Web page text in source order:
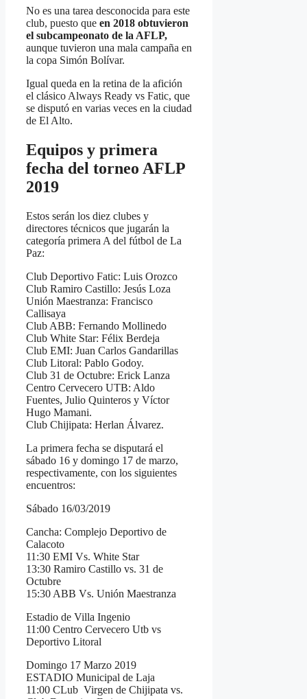
No es una tarea desconocida para este
club, puesto que en 2018 obtuvieron
el subcampeonato de la AFLP,
aunque tuvieron una mala campaña en
la copa Simón Bolívar.
Igual queda en la retina de la afición
el clásico Always Ready vs Fatic, que
se disputó en varias veces en la ciudad
de El Alto.
Equipos y primera
fecha del torneo AFLP
2019
Estos serán los diez clubes y
directores técnicos que jugarán la
categoría primera A del fútbol de La
Paz:
Club Deportivo Fatic: Luis Orozco
Club Ramiro Castillo: Jesús Loza
Unión Maestranza: Francisco
Callisaya
Club ABB: Fernando Mollinedo
Club White Star: Félix Berdeja
Club EMI: Juan Carlos Gandarillas
Club Litoral: Pablo Godoy.
Club 31 de Octubre: Erick Lanza
Centro Cervecero UTB: Aldo
Fuentes, Julio Quinteros y Víctor
Hugo Mamani.
Club Chijipata: Herlan Álvarez.
La primera fecha se disputará el
sábado 16 y domingo 17 de marzo,
respectivamente, con los siguientes
encuentros:
Sábado 16/03/2019
Cancha: Complejo Deportivo de
Calacoto
11:30 EMI Vs. White Star
13:30 Ramiro Castillo vs. 31 de
Octubre
15:30 ABB Vs. Unión Maestranza
Estadio de Villa Ingenio
11:00 Centro Cervecero Utb vs
Deportivo Litoral
Domingo 17 Marzo 2019
ESTADIO Municipal de Laja
11:00 CLub Virgen de Chijipata vs.